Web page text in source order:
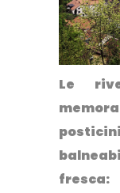
Le
fresca: